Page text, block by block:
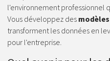
l'environnement professionnel
Vous développez des
transforment les données en
pour l'entreprise.